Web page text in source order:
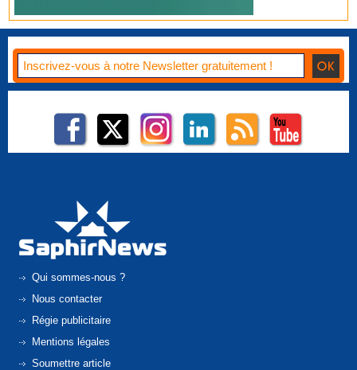
Qui sommes-nous ?
Nous contacter
Régie publicitaire
Mentions légales
Soumettre article